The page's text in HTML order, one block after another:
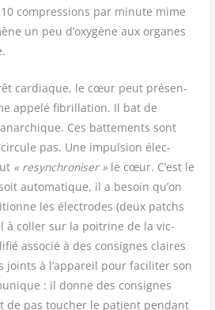
com­pres­sions par minute mime
un peu d’oxygène aux organes
car­diaque, le cœur peut pré­sen­
appe­lé fibril­la­tion. Il bat de
Ces bat­te­ments sont
pas. Une impul­sion élec­
« resyn­chro­ni­ser » le cœur. C’est le
auto­ma­tique, il a besoin qu’on
les élec­trodes (deux patchs
à col­ler sur la poi­trine de la vic­
asso­cié à des consignes claires
joints à l’appareil pour faci­li­ter son
: il donne des consignes
de pas tou­cher le patient pen­dant